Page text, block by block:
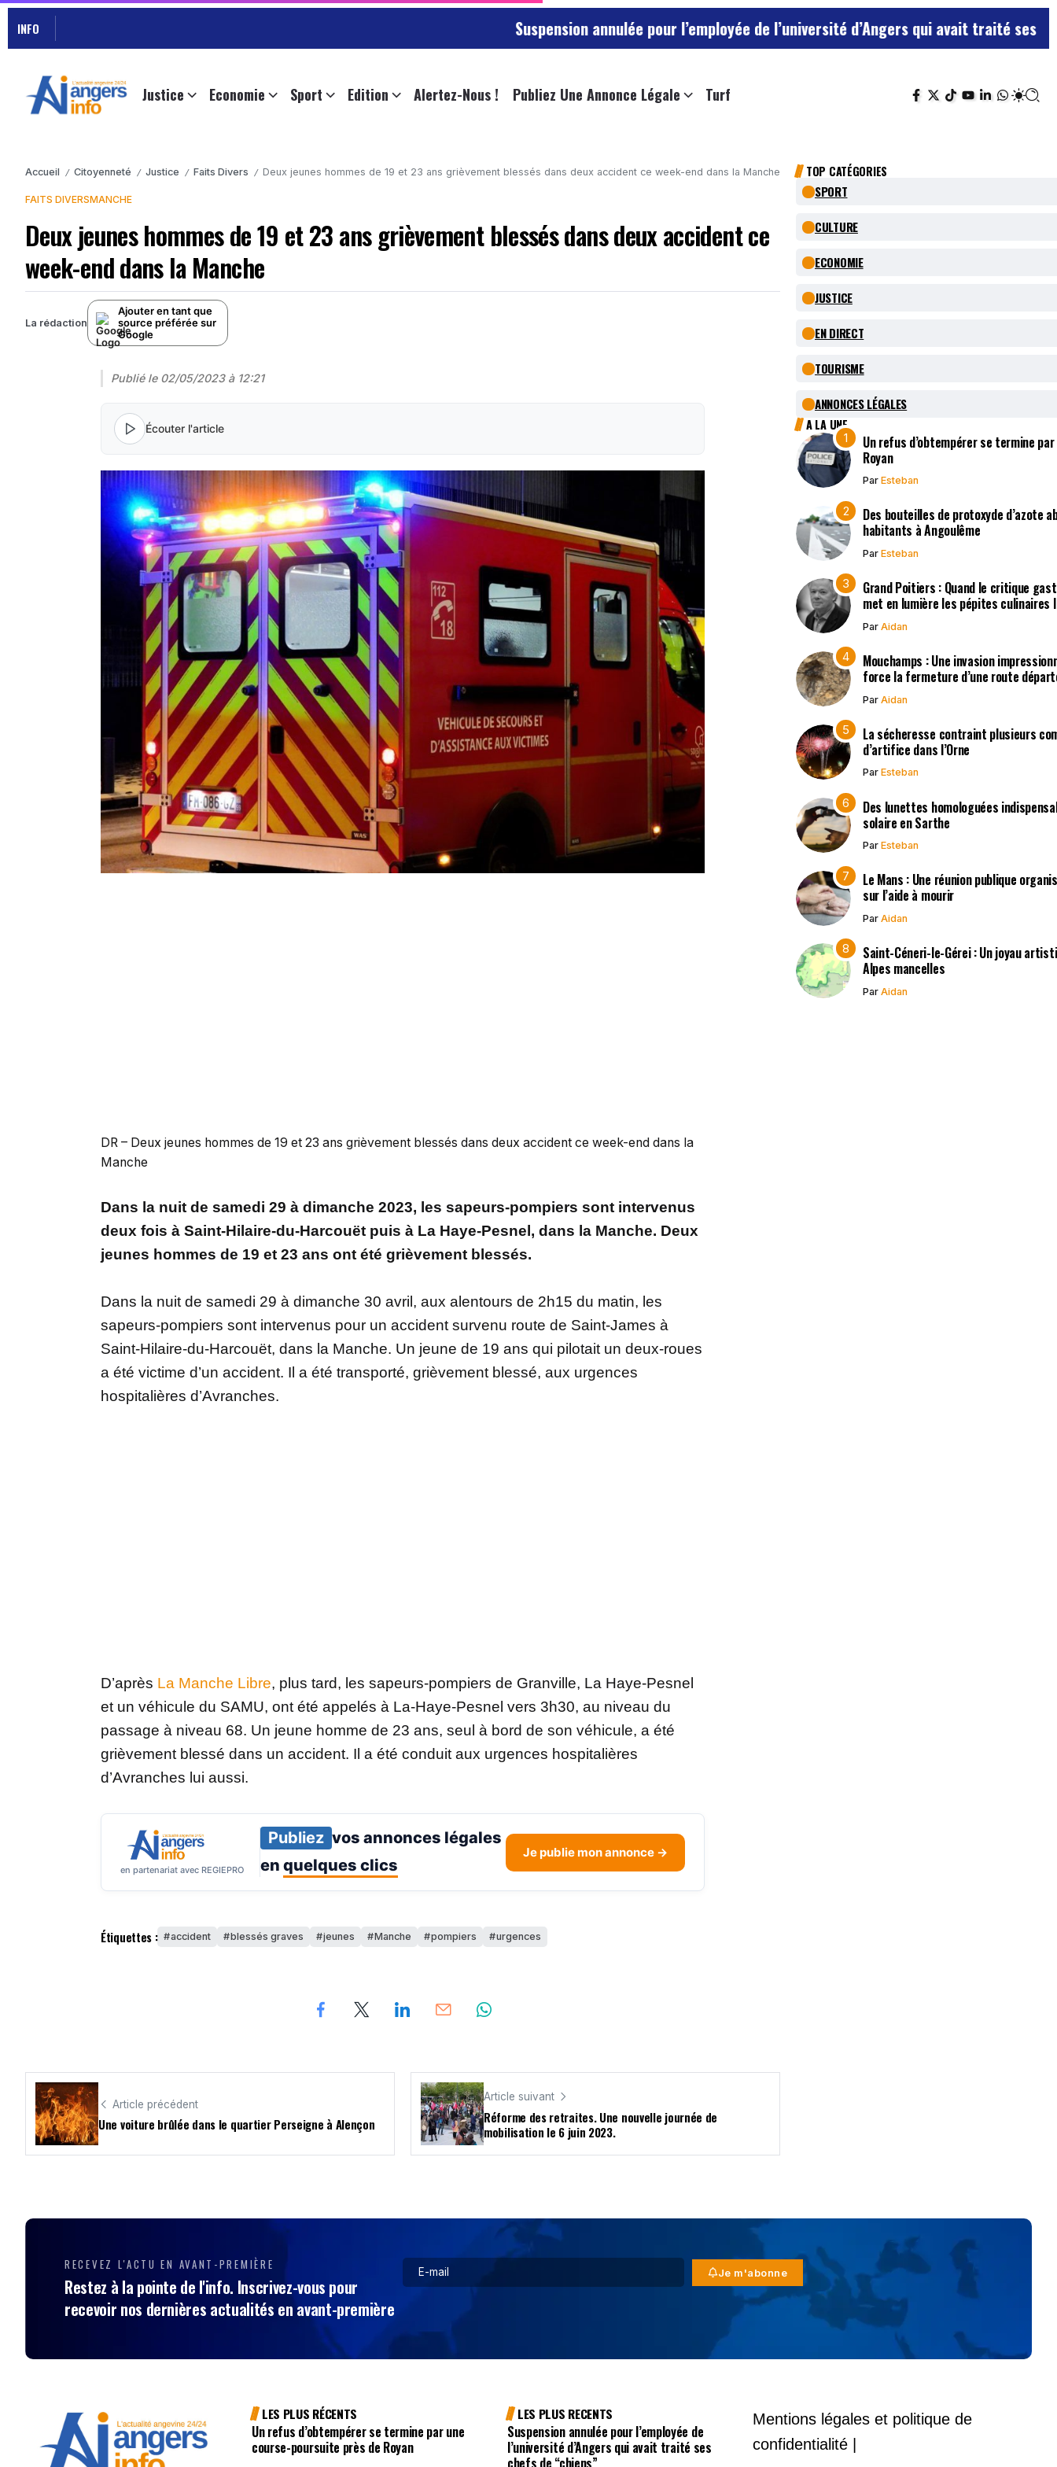
INFO Suspension annulée pour l’employée de l’université d’Angers qui avait traité ses chefs de
Justice Economie Sport Edition Alertez-Nous ! Publiez Une Annonce Légale Turf
Accueil / Citoyenneté / Justice / Faits Divers / Deux jeunes hommes de 19 et 23 ans grièvement blessés dans deux accident ce week-end dans la Manche
FAITS DIVERSMANCHE
Deux jeunes hommes de 19 et 23 ans grièvement blessés dans deux accident ce
week-end dans la Manche
La rédaction
Ajouter en tant que
source préférée sur
Google
Publié le 02/05/2023 à 12:21
Écouter l'article
DR – Deux jeunes hommes de 19 et 23 ans grièvement blessés dans deux accident ce week-end dans la
Manche
Dans la nuit de samedi 29 à dimanche 2023, les sapeurs-pompiers sont intervenus
deux fois à Saint-Hilaire-du-Harcouët puis à La Haye-Pesnel, dans la Manche. Deux
jeunes hommes de 19 et 23 ans ont été grièvement blessés.
Dans la nuit de samedi 29 à dimanche 30 avril, aux alentours de 2h15 du matin, les
sapeurs-pompiers sont intervenus pour un accident survenu route de Saint-James à
Saint-Hilaire-du-Harcouët, dans la Manche. Un jeune de 19 ans qui pilotait un deux-roues
a été victime d’un accident. Il a été transporté, grièvement blessé, aux urgences
hospitalières d’Avranches.
D’après La Manche Libre, plus tard, les sapeurs-pompiers de Granville, La Haye-Pesnel
et un véhicule du SAMU, ont été appelés à La-Haye-Pesnel vers 3h30, au niveau du
passage à niveau 68. Un jeune homme de 23 ans, seul à bord de son véhicule, a été
grièvement blessé dans un accident. Il a été conduit aux urgences hospitalières
d’Avranches lui aussi.
en partenariat avec REGIEPRO
Publiez vos annonces légales
en quelques clics
Je publie mon annonce →
Étiquettes : accident blessés graves jeunes Manche pompiers urgences
Article précédent
Une voiture brûlée dans le quartier Perseigne à Alençon
Article suivant
Réforme des retraites. Une nouvelle journée de
mobilisation le 6 juin 2023.
TOP CATÉGORIES
SPORT
CULTURE
ECONOMIE
JUSTICE
EN DIRECT
TOURISME
ANNONCES LÉGALES
A LA UNE
Un refus d’obtempérer se termine
Royan
Par Esteban
Des bouteilles de protoxyde d’azote
habitants à Angoulême
Par Esteban
Grand Poitiers : Quand le critique
met en lumière les pépites culinaires
Par Aidan
Mouchamps : Une invasion
force la fermeture d’une route
Par Aidan
La sécheresse contraint plusieurs
d’artifice dans l’Orne
Par Esteban
Des lunettes homologuées
solaire en Sarthe
Par Esteban
Le Mans : Une réunion publique
sur l’aide à mourir
Par Aidan
Saint-Céneri-le-Gérei : Un joyau
Alpes mancelles
Par Aidan
RECEVEZ L'ACTU EN AVANT-PREMIÈRE
Restez à la pointe de l'info. Inscrivez-vous pour
recevoir nos dernières actualités en avant-première
Je m'abonne
LES PLUS RÉCENTS
Un refus d’obtempérer se termine par une
course-poursuite près de Royan
LES PLUS RECENTS
Suspension annulée pour l’employée de
l’université d’Angers qui avait traité ses
chefs de “chiens”
Mentions légales et politique de
confidentialité |